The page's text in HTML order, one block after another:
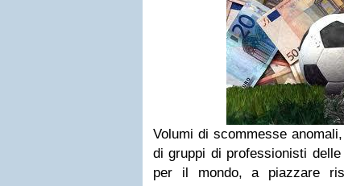
Volumi di scommesse
di gruppi di professionisti
per il mondo, a piazzare